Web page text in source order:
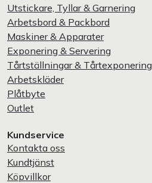
Utstickare, Tyllar & Garnering
Arbetsbord & Packbord
Maskiner & Apparater
Exponering & Servering
Tårtställningar & Tårtexponering
Arbetskläder
Plåtbyte
Outlet
Kundservice
Kontakta oss
Kundtjänst
Köpvillkor